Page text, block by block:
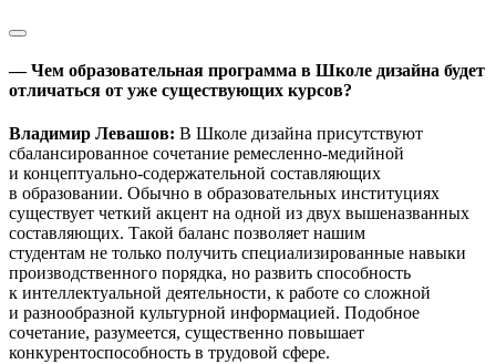
— Чем образовательная программа в Школе дизайна будет
отличаться от уже существующих курсов?
Владимир Левашов: В Школе дизайна присутствуют
сбалансированное сочетание ремесленно-медийной
и концептуально-содержательной составляющих
в образовании. Обычно в образовательных институциях
существует четкий акцент на одной из двух вышеназванных
составляющих. Такой баланс позволяет нашим
студентам не только получить специализированные навыки
производственного порядка, но развить способность
к интеллектуальной деятельности, к работе со сложной
и разнообразной культурной информацией. Подобное
сочетание, разумеется, существенно повышает
конкурентоспособность в трудовой сфере.